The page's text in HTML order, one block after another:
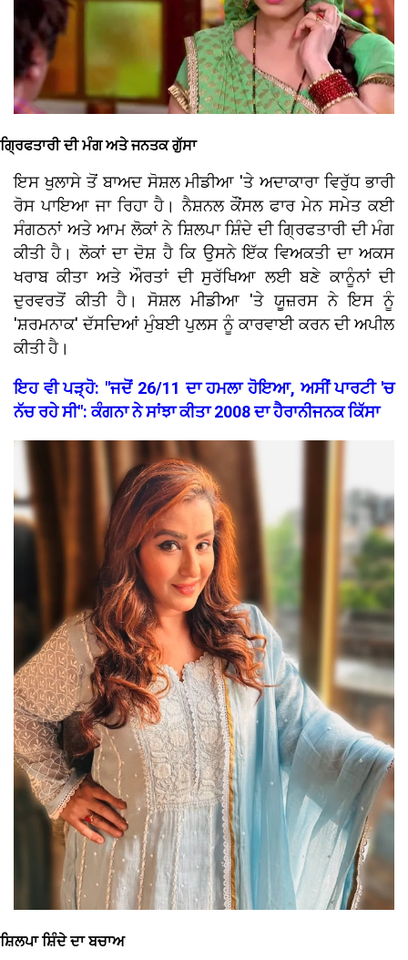
ਗ੍ਰਿਫਤਾਰੀ ਦੀ ਮੰਗ ਅਤੇ ਜਨਤਕ ਗੁੱਸਾ
ਇਸ ਖੁਲਾਸੇ ਤੋਂ ਬਾਅਦ ਸੋਸ਼ਲ ਮੀਡੀਆ 'ਤੇ ਅਦਾਕਾਰਾ ਵਿਰੁੱਧ ਭਾਰੀ
ਰੋਸ ਪਾਇਆ ਜਾ ਰਿਹਾ ਹੈ। ਨੈਸ਼ਨਲ ਕੌਂਸਲ ਫਾਰ ਮੇਨ ਸਮੇਤ ਕਈ
ਸੰਗਠਨਾਂ ਅਤੇ ਆਮ ਲੋਕਾਂ ਨੇ ਸ਼ਿਲਪਾ ਸ਼ਿੰਦੇ ਦੀ ਗ੍ਰਿਫਤਾਰੀ ਦੀ ਮੰਗ
ਕੀਤੀ ਹੈ। ਲੋਕਾਂ ਦਾ ਦੋਸ਼ ਹੈ ਕਿ ਉਸਨੇ ਇੱਕ ਵਿਅਕਤੀ ਦਾ ਅਕਸ
ਖਰਾਬ ਕੀਤਾ ਅਤੇ ਔਰਤਾਂ ਦੀ ਸੁਰੱਖਿਆ ਲਈ ਬਣੇ ਕਾਨੂੰਨਾਂ ਦੀ
ਦੁਰਵਰਤੋਂ ਕੀਤੀ ਹੈ। ਸੋਸ਼ਲ ਮੀਡੀਆ 'ਤੇ ਯੂਜ਼ਰਸ ਨੇ ਇਸ ਨੂੰ
'ਸ਼ਰਮਨਾਕ' ਦੱਸਦਿਆਂ ਮੁੰਬਈ ਪੁਲਸ ਨੂੰ ਕਾਰਵਾਈ ਕਰਨ ਦੀ ਅਪੀਲ
ਕੀਤੀ ਹੈ।
ਇਹ ਵੀ ਪੜ੍ਹੋ: "ਜਦੋਂ 26/11 ਦਾ ਹਮਲਾ ਹੋਇਆ, ਅਸੀਂ ਪਾਰਟੀ 'ਚ
ਨੱਚ ਰਹੇ ਸੀ": ਕੰਗਨਾ ਨੇ ਸਾਂਝਾ ਕੀਤਾ 2008 ਦਾ ਹੈਰਾਨੀਜਨਕ ਕਿੱਸਾ
ਸ਼ਿਲਪਾ ਸ਼ਿੰਦੇ ਦਾ ਬਚਾਅ